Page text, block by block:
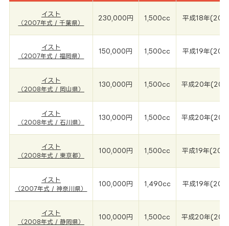
イスト
（2007年式 / 千葉県）
230,000円 1,500cc 平成18年
イスト
（2007年式 / 福岡県）
150,000円 1,500cc 平成19年
イスト
（2008年式 / 岡山県）
130,000円 1,500cc 平成20年
イスト
（2008年式 / 石川県）
130,000円 1,500cc 平成20年
イスト
（2008年式 / 東京都）
100,000円 1,500cc 平成19年
イスト
（2007年式 / 神奈川県）
100,000円 1,490cc 平成19年
イスト
（2008年式 / 静岡県）
100,000円 1,500cc 平成20年